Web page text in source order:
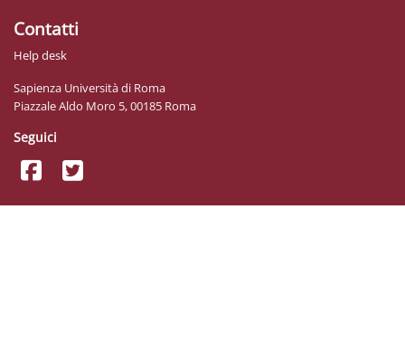
Contatti
Help desk
Sapienza Università di Roma
Piazzale Aldo Moro 5, 00185 Roma
Seguici